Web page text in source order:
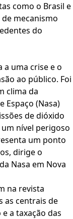
como o Brasil e
mecanismo
do
a uma crise e o
ao público. Foi
clima da
Espaço (Nasa)
de dióxido
nível perigoso
um ponto
dirige o
Nasa em Nova
na revista
as centrais de
a taxação das